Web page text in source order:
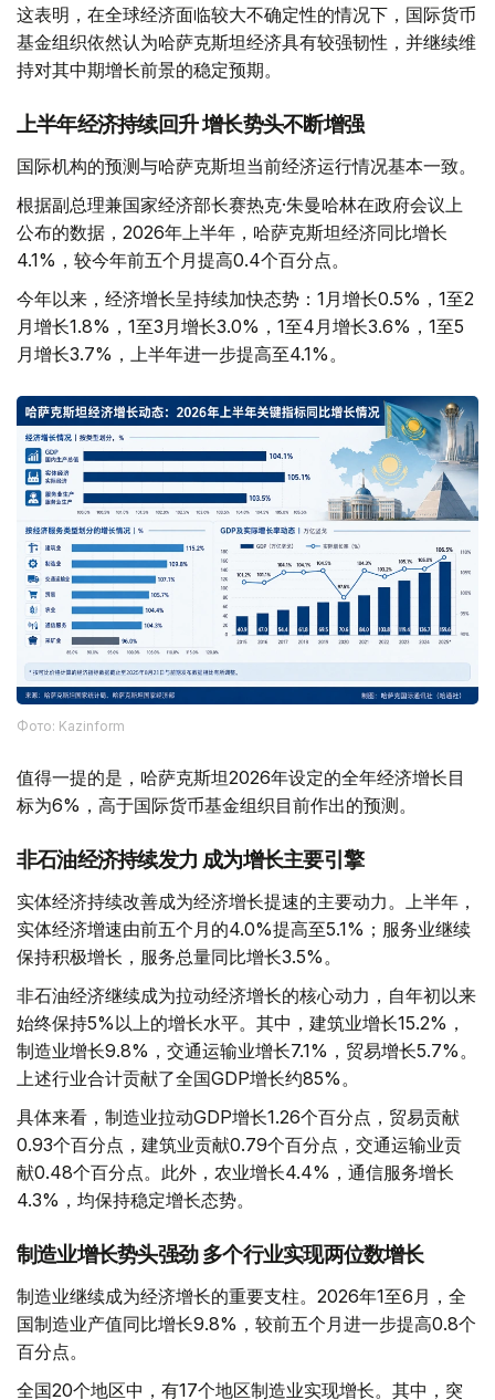
这表明，在全球经济面临较大不确定性的情况下，国际货币
基金组织依然认为哈萨克斯坦经济具有较强韧性，并继续维
持对其中期增长前景的稳定预期。
上半年经济持续回升 增长势头不断增强
国际机构的预测与哈萨克斯坦当前经济运行情况基本一致。
根据副总理兼国家经济部长赛热克·朱曼哈林在政府会议上
公布的数据，2026年上半年，哈萨克斯坦经济同比增长
4.1%，较今年前五个月提高0.4个百分点。
今年以来，经济增长呈持续加快态势：1月增长0.5%，1至2
月增长1.8%，1至3月增长3.0%，1至4月增长3.6%，1至5
月增长3.7%，上半年进一步提高至4.1%。
Фото: Kazinform
值得一提的是，哈萨克斯坦2026年设定的全年经济增长目
标为6%，高于国际货币基金组织目前作出的预测。
非石油经济持续发力 成为增长主要引擎
实体经济持续改善成为经济增长提速的主要动力。上半年，
实体经济增速由前五个月的4.0%提高至5.1%；服务业继续
保持积极增长，服务总量同比增长3.5%。
非石油经济继续成为拉动经济增长的核心动力，自年初以来
始终保持5%以上的增长水平。其中，建筑业增长15.2%，
制造业增长9.8%，交通运输业增长7.1%，贸易增长5.7%。
上述行业合计贡献了全国GDP增长约85%。
具体来看，制造业拉动GDP增长1.26个百分点，贸易贡献
0.93个百分点，建筑业贡献0.79个百分点，交通运输业贡
献0.48个百分点。此外，农业增长4.4%，通信服务增长
4.3%，均保持稳定增长态势。
制造业增长势头强劲 多个行业实现两位数增长
制造业继续成为经济增长的重要支柱。2026年1至6月，全
国制造业产值同比增长9.8%，较前五个月进一步提高0.8个
百分点。
全国20个地区中，有17个地区制造业实现增长。其中，突